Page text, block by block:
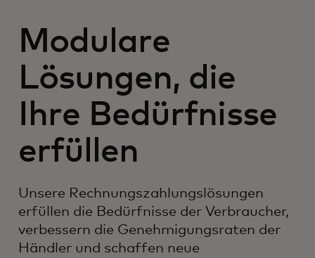
Modulare
Lösungen, die
Ihre Bedürfnisse
erfüllen
Unsere Rechnungszahlungslösungen
erfüllen die Bedürfnisse der Verbraucher,
verbessern die Genehmigungsraten der
Händler und schaffen neue